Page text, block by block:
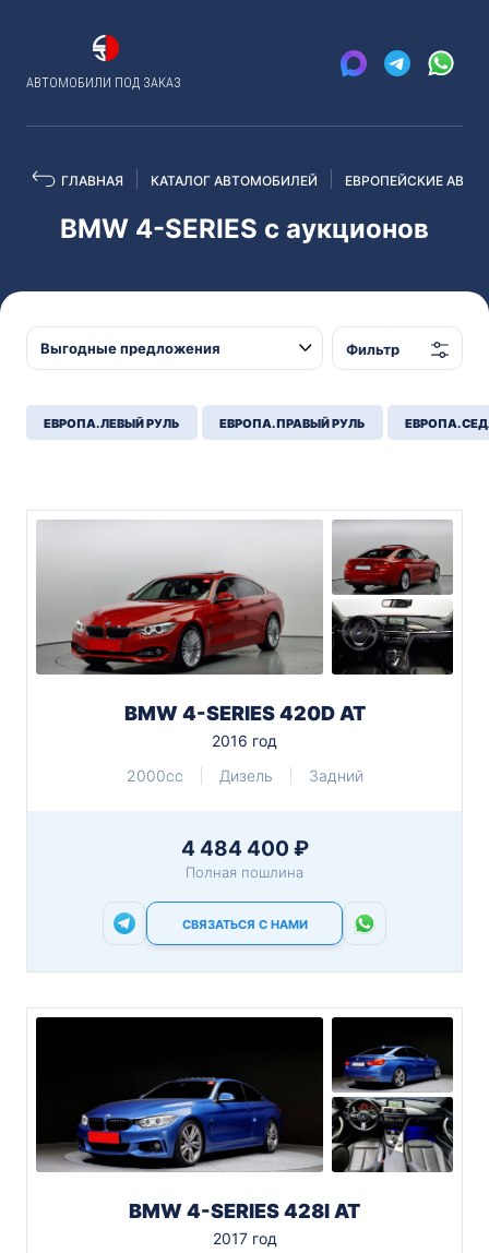
АВТОМОБИЛИ ПОД ЗАКАЗ
ГЛАВНАЯ КАТАЛОГ АВТОМОБИЛЕЙ ЕВРОПЕЙСКИЕ
BMW 4-SERIES с аукционов
Фильтр
ЕВРОПА. ЛЕВЫЙ РУЛЬ ЕВРОПА. ПРАВЫЙ РУЛЬ ЕВРОПА.
BMW 4-SERIES 420D AT
2016 год
2000cc
Дизель Задний
4 484 400 ₽
Полная пошлина
СВЯЗАТЬСЯ С НАМИ
BMW 4-SERIES 428I AT
2017 год